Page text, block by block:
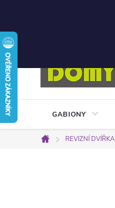
Přejít
na
obsah
GABIONY
Domů
REVIZNÍ DVÍŘKA